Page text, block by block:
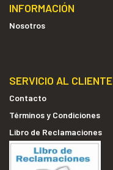
INFORMACIÓN
Nosotros
SERVICIO AL CLIENTE
Contacto
Términos y Condiciones
Libro de Reclamaciones